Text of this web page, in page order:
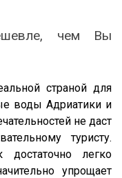
чем Вы
страной для
воды Адриатики и
не даст
туристу.
легко
упрощает